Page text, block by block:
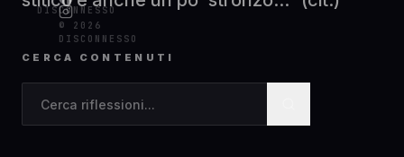
DISCONNESSO
© 2026
DISCONNESSO
CERCA CONTENUTI